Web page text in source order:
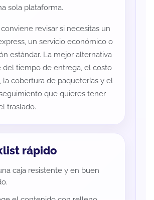
sola plataforma.
revisar si necesitas un
un servicio económico o
estándar. La mejor alternativa
del tiempo de entrega, el costo
la cobertura de paqueterías y el
que quieres tener
traslado.
rápido
caja resistente y en buen